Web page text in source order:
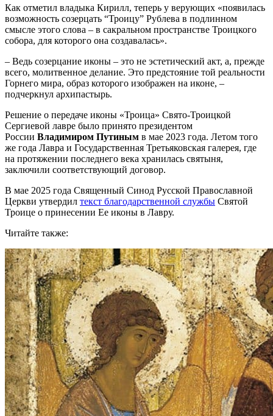
Как отметил владыка Кирилл, теперь у верующих «появилась
возможность созерцать “Троицу” Рублева в подлинном
смысле этого слова – в сакральном пространстве Троицкого
собора, для которого она создавалась».
– Ведь созерцание иконы – это не эстетический акт, а, прежде
всего, молитвенное делание. Это предстояние той реальности
Горнего мира, образ которого изображен на иконе, –
подчеркнул архипастырь.
Решение о передаче иконы «Троица» Свято-Троицкой
Сергиевой лавре было принято президентом
России Владимиром Путиным в мае 2023 года. Летом того
же года Лавра и Государственная Третьяковская галерея, где
на протяжении последнего века хранилась святыня,
заключили соответствующий договор.
В мае 2025 года Священный Синод Русской Православной
Церкви утвердил текст благодарственной службы Святой
Троице о принесении Ее иконы в Лавру.
Читайте также: